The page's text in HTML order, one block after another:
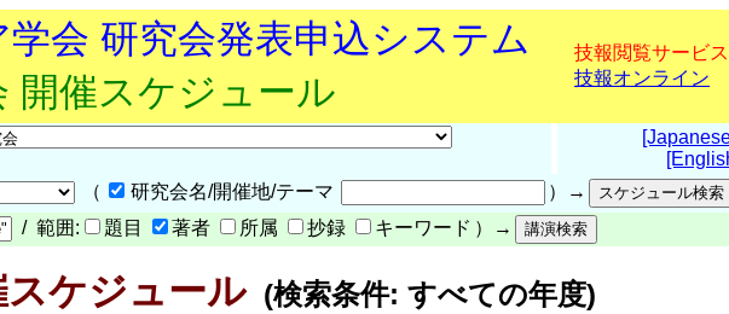
会 研究会発表申込システム
開催スケジュール
技報閲覧サービス
技報オンライン
（
研究会名/開催地/テーマ
）→
/ 範囲: 題目 著者 所属 抄録 キーワード ）→
ケジュール(検索条件: すべての年度)